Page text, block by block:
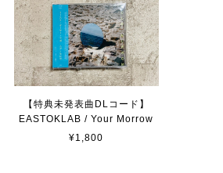
【特典未発表曲DLコード】
EASTOKLAB / Your Morrow
¥1,800